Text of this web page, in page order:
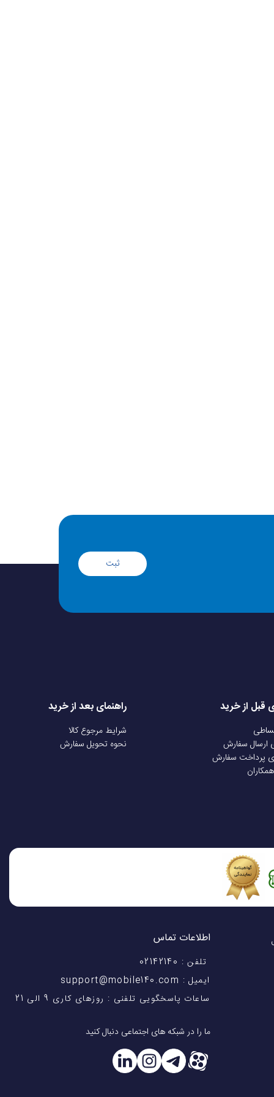
ثبت
قبل از خرید
ارسال سفارش
پرداخت سفارش
راهنمای بعد از خرید
شرایط مرجوع کالا
نحوه تحویل سفارش
شماست! با 28 سال
اطلاعات تماس
تلفن : 02142140
ایمیل : support@mobile140.com
ساعات پاسخگویی تلفنی : روزهای کاری 9 الی 21
ما را در شبکه های اجتماعی دنبال کنید